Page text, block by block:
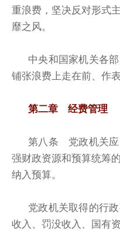
重浪费，坚决反对形式
靡之风。
中央和国家机关各
铺张浪费上走在前、作表
第二章 经费管理
第八条 党政机关应
强财政资源和预算统筹
纳入预算。
党政机关取得的行
收入、罚没收入、国有